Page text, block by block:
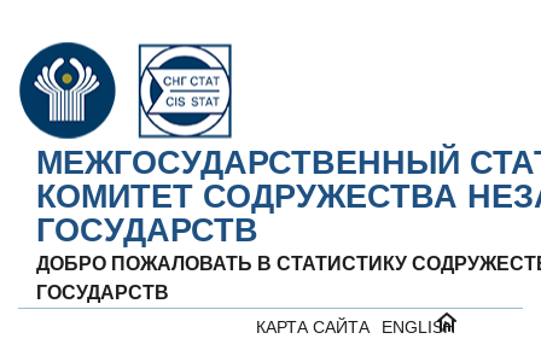
МЕЖГОСУДАРСТВЕННЫЙ
КОМИТЕТ СОДРУЖЕСТВА
ГОСУДАРСТВ
ДОБРО ПОЖАЛОВАТЬ В СТАТИСТИКУ
ГОСУДАРСТВ
ENGLISH
КАРТА САЙТА